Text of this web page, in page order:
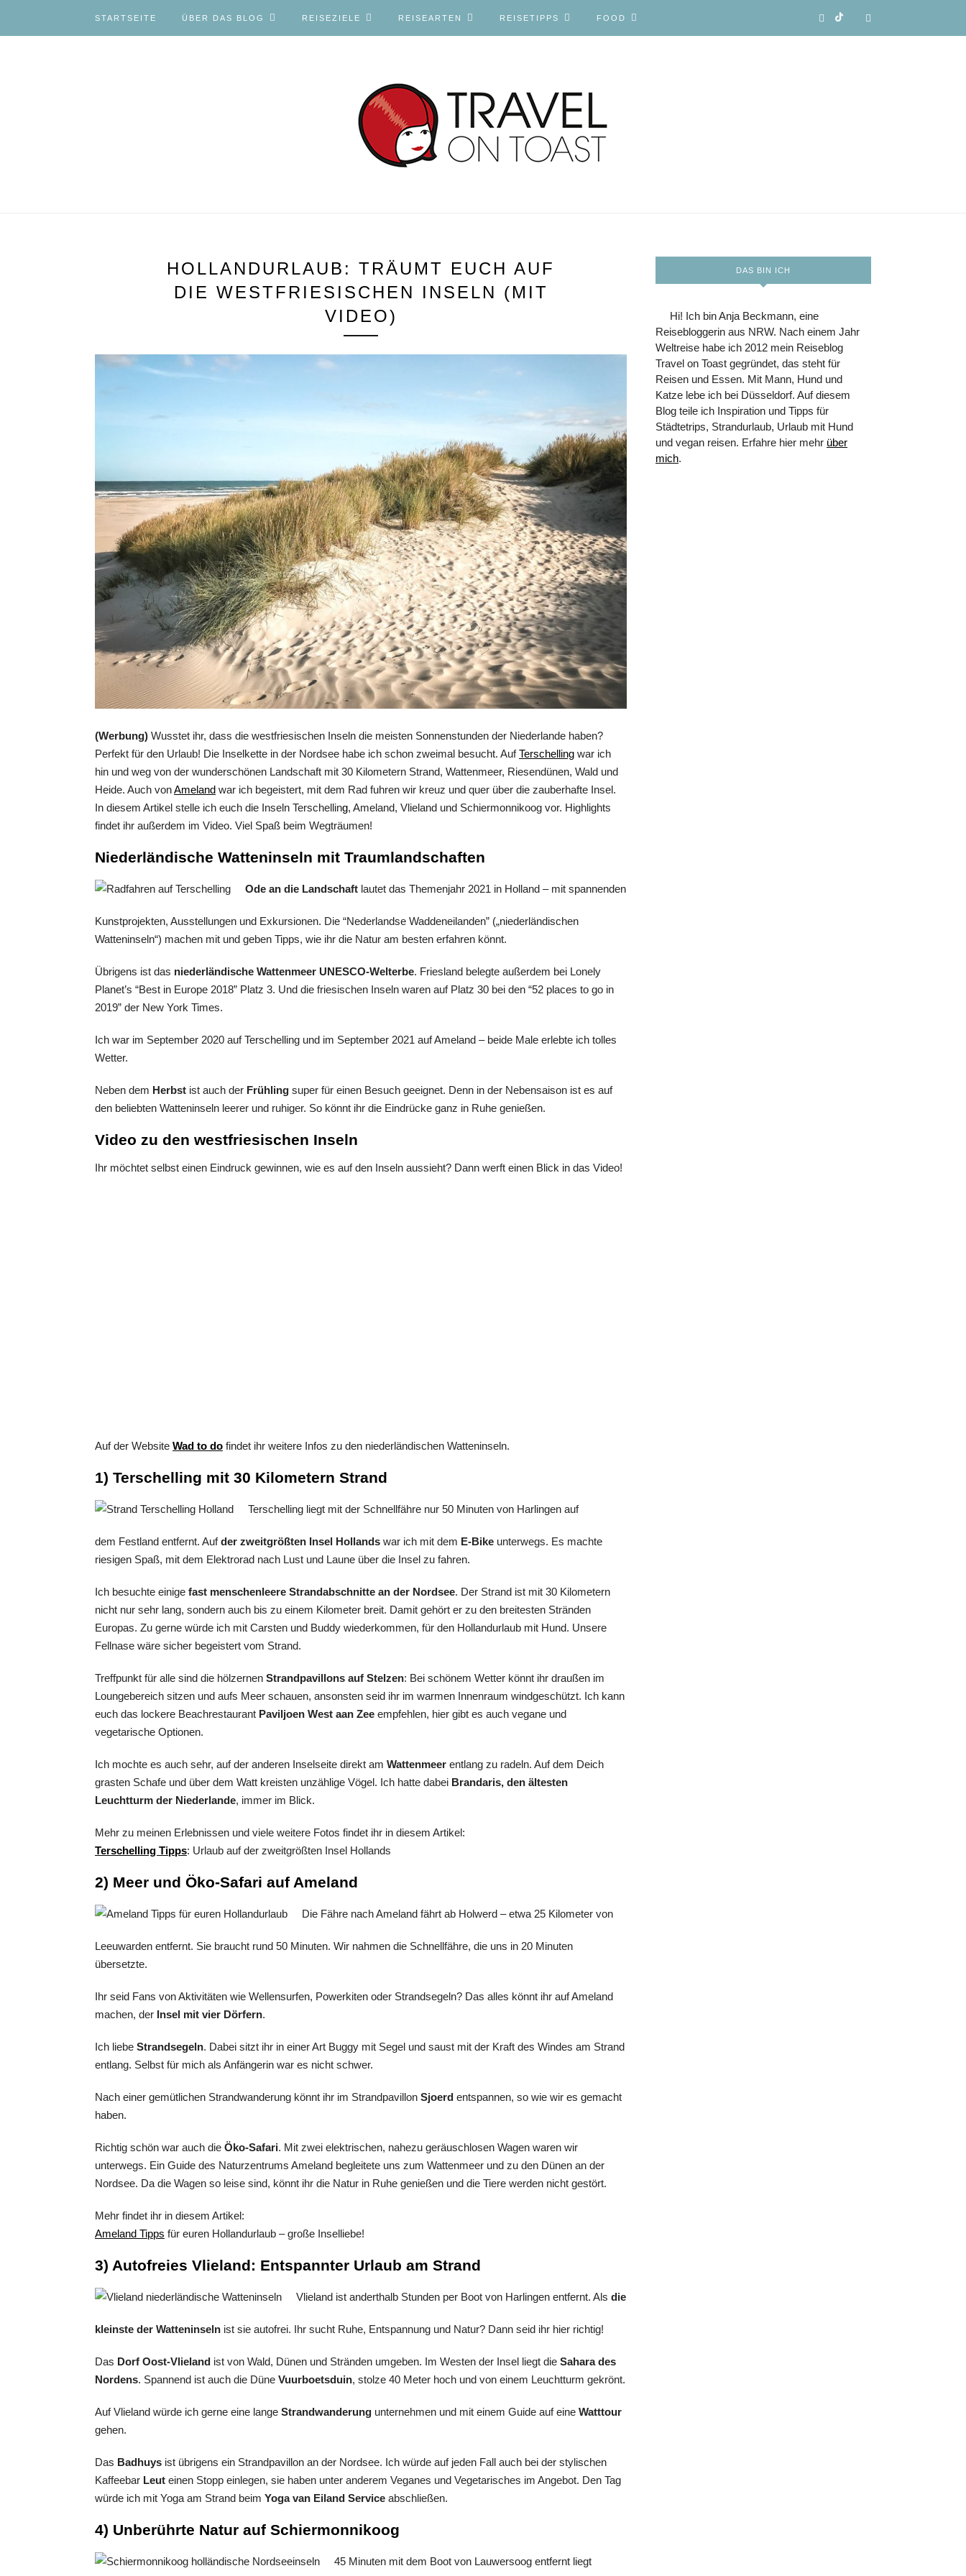
STARTSEITE ÜBER DAS BLOG REISEZIELE REISEARTEN REISETIPPS FOOD
HOLLANDURLAUB: TRÄUMT EUCH AUF
DIE WESTFRIESISCHEN INSELN (MIT
VIDEO)
(Werbung) Wusstet ihr, dass die westfriesischen Inseln die meisten Sonnenstunden der Niederlande haben?
Perfekt für den Urlaub! Die Inselkette in der Nordsee habe ich schon zweimal besucht. AufTerschelling war ich
hin und weg von der wunderschönen Landschaft mit 30 Kilometern Strand, Wattenmeer, Riesendünen, Wald und
Heide. Auch vonAmeland war ich begeistert, mit dem Rad fuhren wir kreuz und quer über die zauberhafte Insel.
In diesem Artikel stelle ich euch die Inseln Terschelling, Ameland, Vlieland und Schiermonnikoog vor. Highlights
findet ihr außerdem im Video. Viel Spaß beim Wegträumen!
Niederländische Watteninseln mit Traumlandschaften
Ode an die Landschaft lautet das Themenjahr 2021 in Holland – mit spannenden
Kunstprojekten, Ausstellungen und Exkursionen. Die “Nederlandse Waddeneilanden” („niederländischen
Watteninseln“) machen mit und geben Tipps, wie ihr die Natur am besten erfahren könnt.
Übrigens ist das niederländische Wattenmeer UNESCO-Welterbe. Friesland belegte außerdem bei Lonely
Planet’s “Best in Europe 2018” Platz 3. Und die friesischen Inseln waren auf Platz 30 bei den “52 places to go in
2019” der New York Times.
Ich war im September 2020 auf Terschelling und im September 2021 auf Ameland – beide Male erlebte ich tolles
Wetter.
Neben dem Herbst ist auch der Frühling super für einen Besuch geeignet. Denn in der Nebensaison ist es auf
den beliebten Watteninseln leerer und ruhiger. So könnt ihr die Eindrücke ganz in Ruhe genießen.
Video zu den westfriesischen Inseln
Ihr möchtet selbst einen Eindruck gewinnen, wie es auf den Inseln aussieht? Dann werft einen Blick in das Video!
Auf der Website Wad to do findet ihr weitere Infos zu den niederländischen Watteninseln.
1) Terschelling mit 30 Kilometern Strand
Terschelling liegt mit der Schnellfähre nur 50 Minuten von Harlingen auf
dem Festland entfernt. Aufder zweitgrößten Insel Hollands war ich mit dem E-Bike unterwegs. Es machte
riesigen Spaß, mit dem Elektrorad nach Lust und Laune über die Insel zu fahren.
Ich besuchte einige fast menschenleere Strandabschnitte an der Nordsee. Der Strand ist mit 30 Kilometern
nicht nur sehr lang, sondern auch bis zu einem Kilometer breit. Damit gehört er zu den breitesten Stränden
Europas. Zu gerne würde ich mit Carsten und Buddy wiederkommen, für den Hollandurlaub mit Hund. Unsere
Fellnase wäre sicher begeistert vom Strand.
Treffpunkt für alle sind die hölzernen Strandpavillons auf Stelzen: Bei schönem Wetter könnt ihr draußen im
Loungebereich sitzen und aufs Meer schauen, ansonsten seid ihr im warmen Innenraum windgeschützt. Ich kann
euch das lockere Beachrestaurant Paviljoen West aan Zee empfehlen, hier gibt es auch vegane und
vegetarische Optionen.
Ich mochte es auch sehr, auf der anderen Inselseite direkt am Wattenmeer entlang zu radeln. Auf dem Deich
grasten Schafe und über dem Watt kreisten unzählige Vögel. Ich hatte dabei Brandaris, den ältesten
Leuchtturm der Niederlande, immer im Blick.
Mehr zu meinen Erlebnissen und viele weitere Fotos findet ihr in diesem Artikel:
Terschelling Tipps: Urlaub auf der zweitgrößten Insel Hollands
2) Meer und Öko-Safari auf Ameland
Die Fähre nach Ameland fährt ab Holwerd – etwa 25 Kilometer von
Leeuwarden entfernt. Sie braucht rund 50 Minuten. Wir nahmen die Schnellfähre, die uns in 20 Minuten
übersetzte.
Ihr seid Fans von Aktivitäten wie Wellensurfen, Powerkiten oder Strandsegeln? Das alles könnt ihr auf Ameland
machen, der Insel mit vier Dörfern.
Ich liebe Strandsegeln. Dabei sitzt ihr in einer Art Buggy mit Segel und saust mit der Kraft des Windes am Strand
entlang. Selbst für mich als Anfängerin war es nicht schwer.
Nach einer gemütlichen Strandwanderung könnt ihr im Strandpavillon Sjoerd entspannen, so wie wir es gemacht
haben.
Richtig schön war auch die Öko-Safari. Mit zwei elektrischen, nahezu geräuschlosen Wagen waren wir
unterwegs. Ein Guide des Naturzentrums Ameland begleitete uns zum Wattenmeer und zu den Dünen an der
Nordsee. Da die Wagen so leise sind, könnt ihr die Natur in Ruhe genießen und die Tiere werden nicht gestört.
Mehr findet ihr in diesem Artikel:
Ameland Tipps für euren Hollandurlaub – große Inselliebe!
3) Autofreies Vlieland: Entspannter Urlaub am Strand
Vlieland ist anderthalb Stunden per Boot von Harlingen entfernt. Als die
kleinste der Watteninseln ist sie autofrei. Ihr sucht Ruhe, Entspannung und Natur? Dann seid ihr hier richtig!
Das Dorf Oost-Vlieland ist von Wald, Dünen und Stränden umgeben. Im Westen der Insel liegt die Sahara des
Nordens. Spannend ist auch die Düne Vuurboetsduin, stolze 40 Meter hoch und von einem Leuchtturm gekrönt.
Auf Vlieland würde ich gerne eine lange Strandwanderung unternehmen und mit einem Guide auf eine Watttour
gehen.
Das Badhuys ist übrigens ein Strandpavillon an der Nordsee. Ich würde auf jeden Fall auch bei der stylischen
Kaffeebar Leut einen Stopp einlegen, sie haben unter anderem Veganes und Vegetarisches im Angebot. Den Tag
würde ich mit Yoga am Strand beim Yoga van Eiland Service abschließen.
4) Unberührte Natur auf Schiermonnikoog
45 Minuten mit dem Boot von Lauwersoog entfernt liegt
DAS BIN ICH
Hi! Ich bin Anja Beckmann, eine
Reisebloggerin aus NRW. Nach einem Jahr
Weltreise habe ich 2012 mein Reiseblog
Travel on Toast gegründet, das steht für
Reisen und Essen. Mit Mann, Hund und
Katze lebe ich bei Düsseldorf. Auf diesem
Blog teile ich Inspiration und Tipps für
Städtetrips, Strandurlaub, Urlaub mit Hund
und vegan reisen. Erfahre hier mehr über
mich.